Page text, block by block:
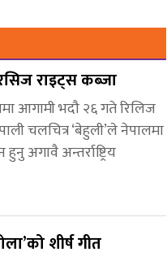
राइट्स कब्जा
आगामी भदौ २६ गते रिलिज
चलचित्र ‘बेहुली’ले नेपालमा
हुनु अगावै अन्तर्राष्ट्रिय
शीर्ष गीत